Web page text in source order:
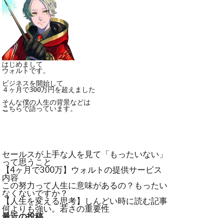
はじめまして
ウォルトです。
ビジネスを開始して
４ヶ月で300万円を超えました
こ ちらで語っています。
セールスが上手な人を見て「もったいない」
って思うこと
【4ヶ月で300万】ウォルトの提供サービス
内容
この努力って人生に意味があるの？もったい
なくないですか？
【人生を変える思考】しんどい時に読む記事
何よりも強い。若さの重要性